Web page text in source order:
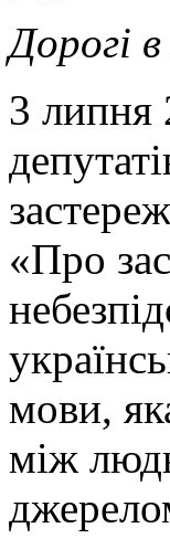
Дорогі
3 липня
«Про
мови,
між